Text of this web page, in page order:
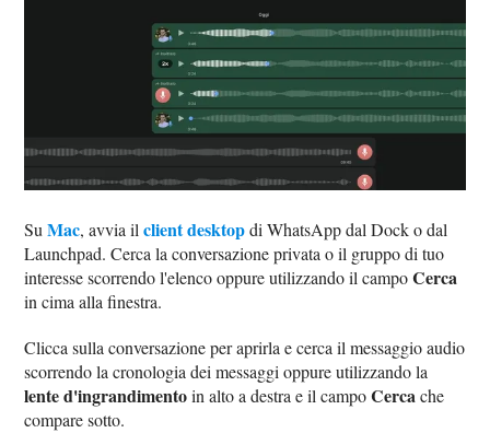
SuMac, avvia ilclient desktopdi WhatsApp dal Dock o dal
Launchpad. Cerca la conversazione privata o il gruppo di tuo
interesse scorrendo l'elenco oppure utilizzando il campoCerca
in cima alla finestra.
Clicca sulla conversazione per aprirla e cerca il messaggio audio
scorrendo la cronologia dei messaggi oppure utilizzando la
lente d'ingrandimentoin alto a destra e il campoCercache
compare sotto.